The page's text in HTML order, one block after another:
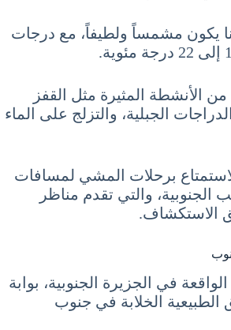
يكون مشمساً ولطيفاً، مع درجات
من الأنشطة المثيرة مثل القفز
الجبلية، والتزلج على الماء
برحلات المشي لمسافات
الجنوبية، والتي تقدم مناظر
الاستكشاف.
الواقعة في الجزيرة الجنوبية، بوابة
الخلابة في جنوب